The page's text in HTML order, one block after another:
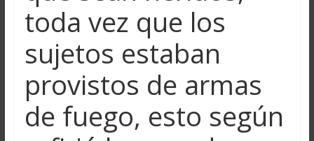
toda vez que los
sujetos estaban
provistos de armas
de fuego, esto según